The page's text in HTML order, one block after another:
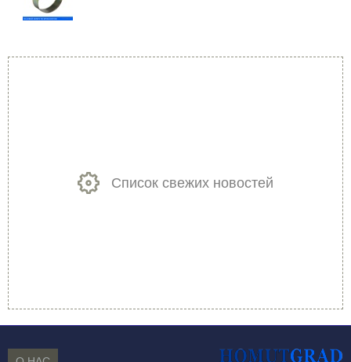
Список свежих новостей